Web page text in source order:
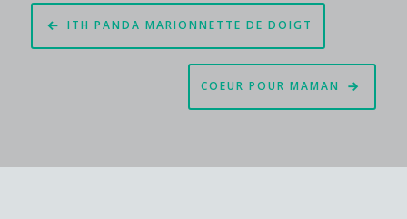
Navigation
de
ITH PANDA MARIONNETTE DE DOIGT
COEUR POUR MAMAN